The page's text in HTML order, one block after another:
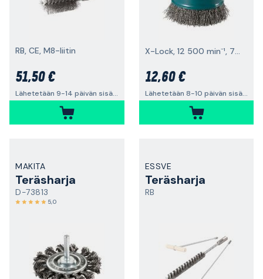
RB, CE, M8-liitin
51,50 €
Lähetetään 9-14 päivän sisällä
X-Lock, 12 500 min⁻¹, 75x0,3 mm
12,60 €
Lähetetään 8-10 päivän sisällä
MAKITA
Teräsharja
D-73813
5,0
ESSVE
Teräsharja
RB